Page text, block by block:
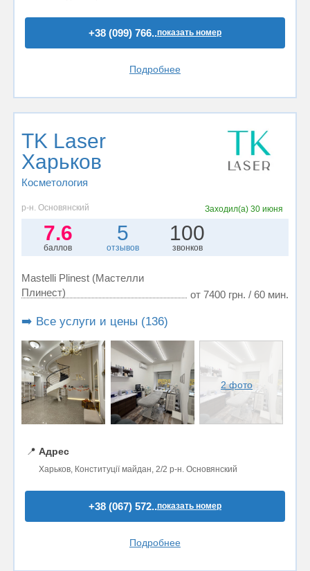
+38 (099) 766..показать номер
Подробнее
TK Laser
Харьков
Косметология
р-н. Основянский Заходил(а)30 июня
7.6
баллов
5
отзывов
100
звонков
Mastelli Plinest (Мастелли
Плинест)
от 7400 грн. / 60 мин.
➡️ Все услуги и цены (136)
2 фото
📍 Адрес
Харьков, Конституції майдан, 2/2 р-н. Основянский
+38 (067) 572..показать номер
Подробнее